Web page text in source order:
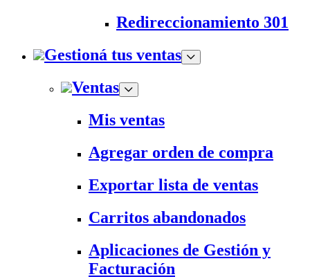
Redireccionamiento 301
Gestioná tus ventas
Ventas
Mis ventas
Agregar orden de compra
Exportar lista de ventas
Carritos abandonados
Aplicaciones de Gestión y
Facturación